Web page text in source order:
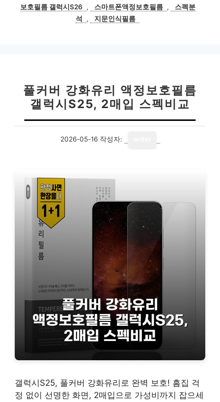
보호필름 갤럭시S26
, 스마트폰액정보호필름 ,
스펙분
석
, 지문인식필름
풀커버 강화유리 액정보호필름
갤럭시S25, 2매입 스펙비교
2026-05-16 작성자:
갤럭시S25, 풀커버 강화유리로 완벽 보호! 흠집 걱
정 없이 선명한 화면, 2매입으로 가성비까지 잡으세